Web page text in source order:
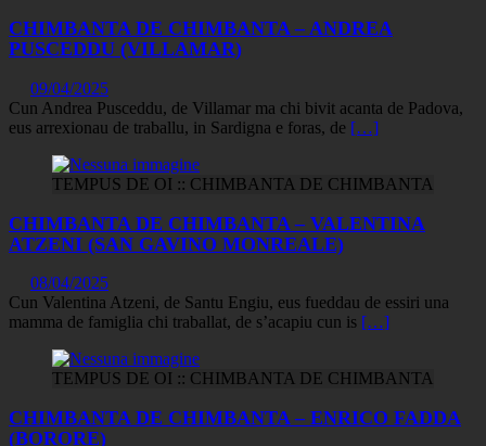
CHIMBANTA DE CHIMBANTA – ANDREA
PUSCEDDU (VILLAMAR)
09/04/2025
Cun Andrea Pusceddu, de Villamar ma chi bivit acanta de Padova,
eus arrexionau de traballu, in Sardigna e foras, de […]
TEMPUS DE OI :: CHIMBANTA DE CHIMBANTA
CHIMBANTA DE CHIMBANTA – VALENTINA
ATZENI (SAN GAVINO MONREALE)
08/04/2025
Cun Valentina Atzeni, de Santu Engiu, eus fueddau de essiri una
mamma de famiglia chi traballat, de s’acapiu cun is […]
TEMPUS DE OI :: CHIMBANTA DE CHIMBANTA
CHIMBANTA DE CHIMBANTA – ENRICO FADDA
(BORORE)